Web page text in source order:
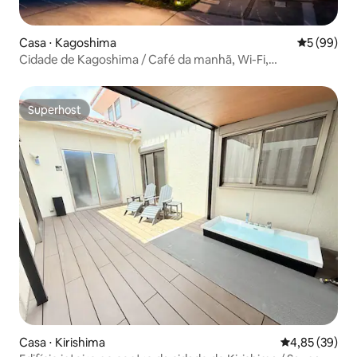
Casa ⋅ Kagoshima 5 de uma
5 (99)
Cidade de Kagoshima / Café da manhã, Wi-Fi,
Superhost
Superhost
Casa ⋅ Kirishima 4,85 de uma
4,85 (39)